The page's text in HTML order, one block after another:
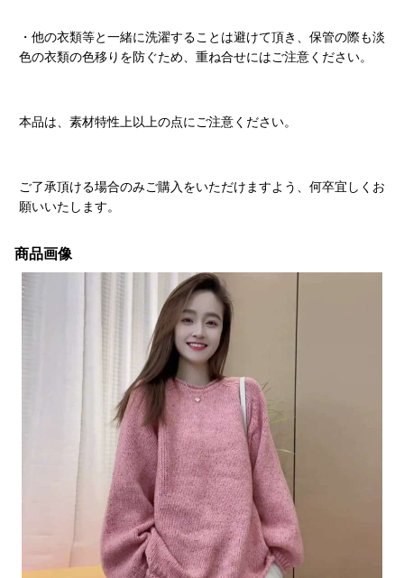
・他の衣類等と一緒に洗濯することは避けて頂き、保管の際も淡
色の衣類の色移りを防ぐため、重ね合せにはご注意ください。
本品は、素材特性上以上の点にご注意ください。
ご了承頂ける場合のみご購入をいただけますよう、何卒宜しくお
願いいたします。
商品画像